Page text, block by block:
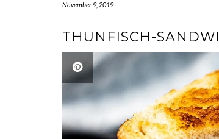
November 9, 2019
THUNFISCH-